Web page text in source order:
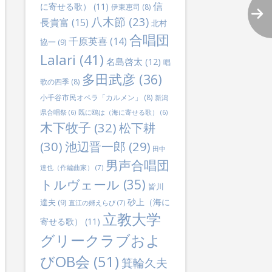
に寄せる歌） (11) 伊東恵司 (8) 信
長貴富 (15) 八木節 (23) 北村
協一 (9) 千原英喜(14) 合唱団
Lalari (41) 名島啓太 (12) 唱
歌の四季(8) 多田武彦 (36)
小千谷市民オペラ「カルメン」 (8) 新潟
県合唱祭(6) 既に鴎は（海に寄せる歌） (6)
木下牧子 (32)松下耕
(30)池辺晋一郎 (29) 田中
達也（作編曲家） (7) 男声合唱団
トルヴェール (35) 皆川
達夫 (9) 直江の婿えらび(7) 砂上（海に
寄せる歌）
(11) 立教大学
グリークラブおよ
びOB会 (51) 箕輪久夫